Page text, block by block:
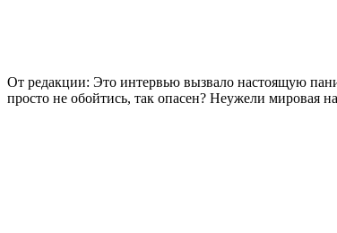
От редакции: Это интервью вызвало настоящую
просто не обойтись, так опасен? Неужели мировая